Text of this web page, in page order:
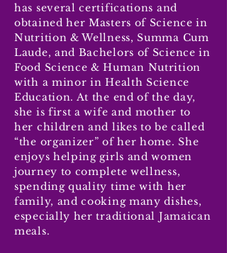
has several certifications and
obtained her Masters of Science in
Nutrition & Wellness, Summa Cum
Laude, and Bachelors of Science in
Food Science & Human Nutrition
with a minor in Health Science
Education. At the end of the day,
she is first a wife and mother to
her children and likes to be called
“the organizer” of her home. She
enjoys helping girls and women
journey to complete wellness,
spending quality time with her
family, and cooking many dishes,
especially her traditional Jamaican
meals.